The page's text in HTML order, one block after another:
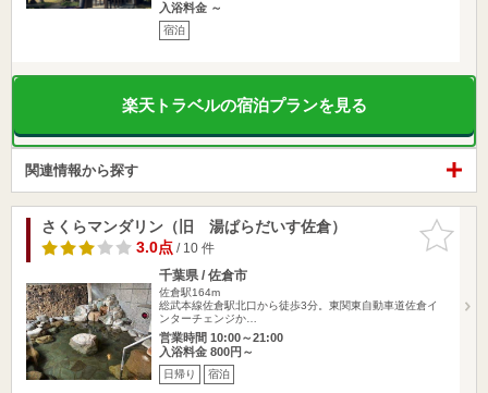
入浴料金 ～
宿泊
楽天トラベルの宿泊プランを見る
関連情報から探す
お気に入
りに追加
さくらマンダリン（旧 湯ぱらだいす佐倉）
3.0点/ 10 件
千葉県 / 佐倉市
佐倉駅164m
総武本線佐倉駅北口から徒歩3分。東関東自動車道佐倉イ
ンターチェンジか…
営業時間 10:00～21:00
入浴料金 800円～
日帰り 宿泊